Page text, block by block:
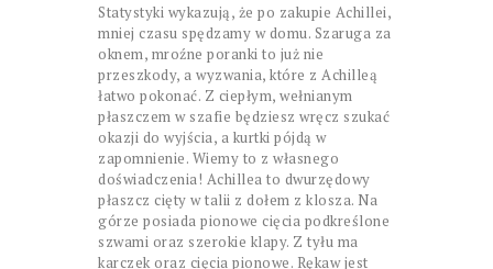
Statystyki wykazują, że po zakupie Achillei,
mniej czasu spędzamy w domu. Szaruga za
oknem, mroźne poranki to już nie
przeszkody, a wyzwania, które z Achilleą
łatwo pokonać. Z ciepłym, wełnianym
płaszczem w szafie będziesz wręcz szukać
okazji do wyjścia, a kurtki pójdą w
zapomnienie. Wiemy to z własnego
doświadczenia! Achillea to dwurzędowy
płaszcz cięty w talii z dołem z klosza. Na
górze posiada pionowe cięcia podkreślone
szwami oraz szerokie klapy. Z tyłu ma
karczek oraz cięcia pionowe. Rękaw jest